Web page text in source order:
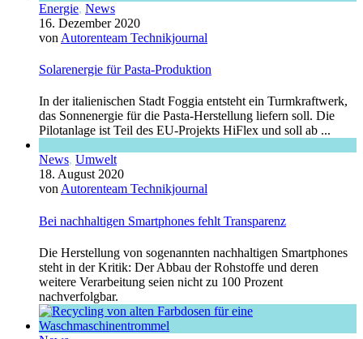
Energie, News
16. Dezember 2020
von Autorenteam Technikjournal
Solarenergie für Pasta-Produktion
In der italienischen Stadt Foggia entsteht ein Turmkraftwerk,
das Sonnenergie für die Pasta-Herstellung liefern soll. Die
Pilotanlage ist Teil des EU-Projekts HiFlex und soll ab ...
News, Umwelt
18. August 2020
vonAutorenteam Technikjournal
Bei nachhaltigen Smartphones fehlt Transparenz
Die Herstellung von sogenannten nachhaltigen Smartphones
steht in der Kritik: Der Abbau der Rohstoffe und deren
weitere Verarbeitung seien nicht zu 100 Prozent
nachverfolgbar.